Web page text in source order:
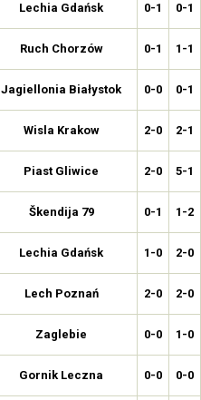
Lechia Gdańsk 0-1 0-1
Ruch Chorzów 0-1 1-1
Jagiellonia Białystok 0-0 0-1
Wisla Krakow 2-0 2-1
Piast Gliwice 2-0 5-1
Škendija 79 0-1 1-2
Lechia Gdańsk 1-0 2-0
Lech Poznań 2-0 2-0
Zaglebie 0-0 1-0
Gornik Leczna 0-0 0-0